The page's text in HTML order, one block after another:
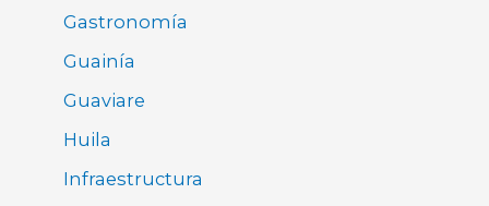
Gastronomía
Guainía
Guaviare
Huila
Infraestructura